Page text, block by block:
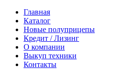
Главная
Каталог
Новые полуприцепы
Кредит / Лизинг
О компании
Выкуп техники
Контакты